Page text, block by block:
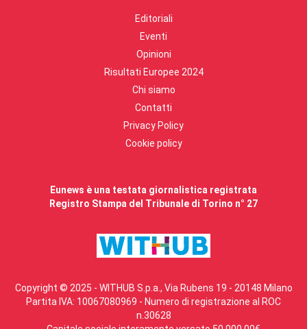
Editoriali
Eventi
Opinioni
Risultati Europee 2024
Chi siamo
Contatti
Privacy Policy
Cookie policy
Eunews è una testata giornalistica registrata
Registro Stampa del Tribunale di Torino n° 27
Copyright © 2025 - WITHUB S.p.a., Via Rubens 19 - 20148 Milano
Partita IVA: 10067080969 - Numero di registrazione al ROC
n.30628